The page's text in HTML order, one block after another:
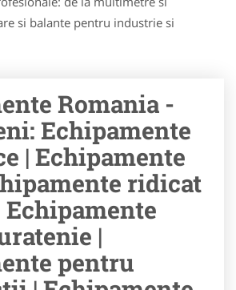
si balante pentru industrie si
Romania -
Echipamente
| Echipamente
ridicat
|
pentru